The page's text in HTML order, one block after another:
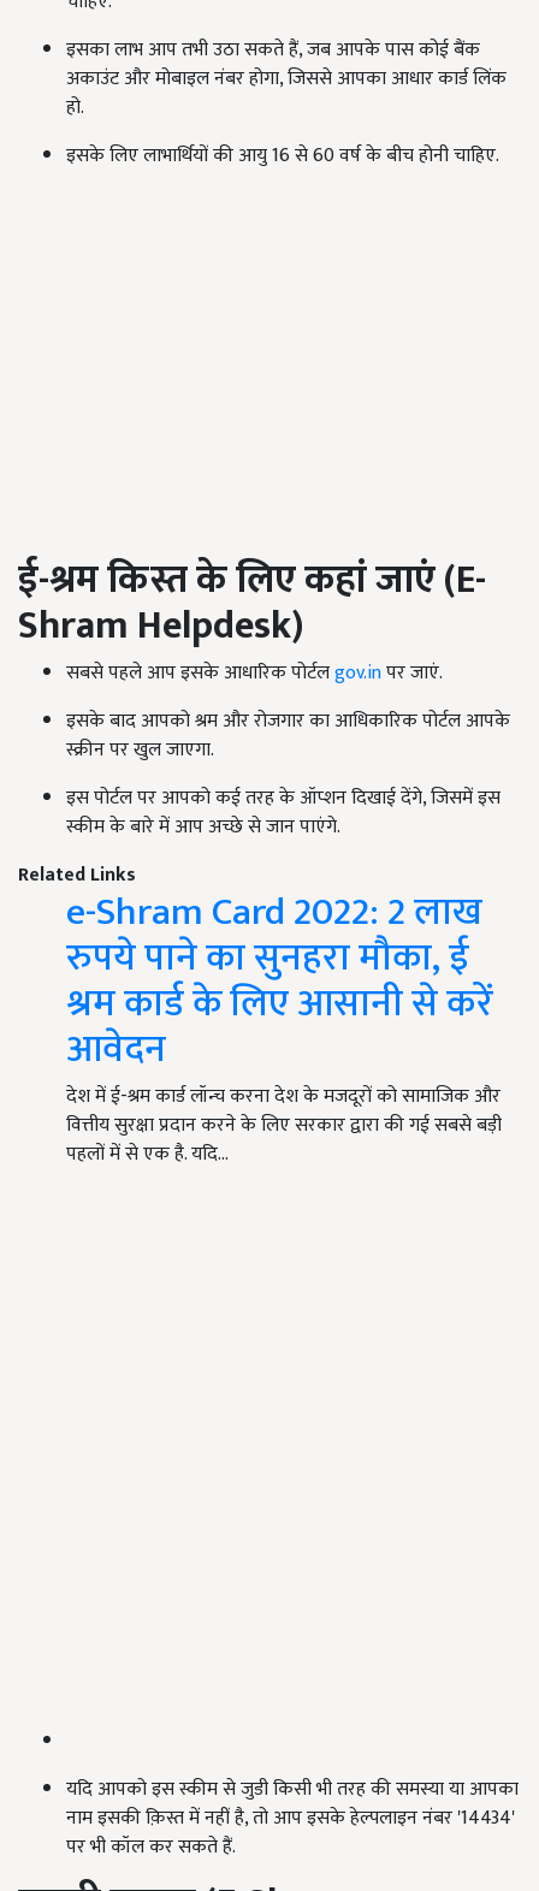
इसका लाभ आप तभी उठा सकते हैं, जब आपके पास कोई बैंक
अकाउंट और मोबाइल नंबर होगा, जिससे आपका आधार कार्ड लिंक
हो.
इसके लिए लाभार्थियों की आयु 16 से 60 वर्ष के बीच होनी चाहिए.
ई-श्रम किस्त के लिए कहां जाएं (E-
Shram Helpdesk)
सबसे पहले आप इसके आधारिक पोर्टलgov.inपर जाएं.
इसके बाद आपको श्रम और रोजगार का आधिकारिक पोर्टल आपके
स्क्रीन पर खुल जाएगा.
इस पोर्टल पर आपको कई तरह के ऑप्शन दिखाई देंगे, जिसमें इस
स्कीम के बारे में आप अच्छे से जान पाएंगे.
Related Links
e-Shram Card 2022: 2 लाख
रुपये पाने का सुनहरा मौका, ई
श्रम कार्ड के लिए आसानी से करें
आवेदन
देश में ई-श्रम कार्ड लॉन्च करना देश के मजदूरों को सामाजिक और
वित्तीय सुरक्षा प्रदान करने के लिए सरकार द्वारा की गई सबसे बड़ी
पहलों में से एक है. यदि…
यदि आपको इस स्कीम से जुडी किसी भी तरह की समस्या या आपका
नाम इसकी क़िस्त में नहीं है, तो आप इसके हेल्पलाइन नंबर '14434'
पर भी कॉल कर सकते हैं.